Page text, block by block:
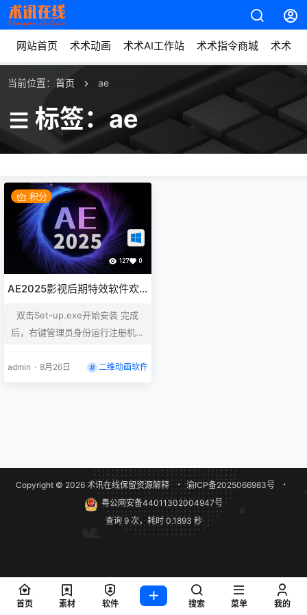
网站首页 术术动画 术术AI工作站 术术指令商城 术术动
当前位置： 首页 ae
标签：ae
积分
127 0
AE2025影视后期特效软件欢
双击Set-up.exe开始安装 完成
后，右键管理员身份运行注册机A
ath,选择软件的安装目录，然后点
文件夹里面的driver.xml，里面的
C:\Program Files\A…
admin · 8月26日 二维动画软件
Copyright © 2026术讯在线保留资源解释 ・ 渝ICP备2025066983号
・
粤公网安备44011302004947号
查询 9 次，耗时 0.1893 秒
首页 素材 软件 搜索 菜单 我的